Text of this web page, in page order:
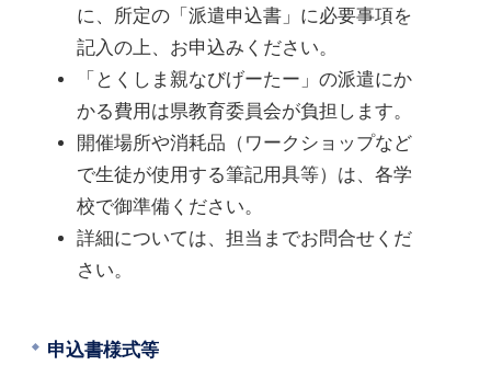
に、所定の「派遣申込書」に必要事項を
記入の上、お申込みください。
「とくしま親なびげーたー」の派遣にか
かる費用は県教育委員会が負担します。
開催場所や消耗品（ワークショップなど
で生徒が使用する筆記用具等）は、各学
校で御準備ください。
詳細については、担当までお問合せくだ
さい。
申込書様式等